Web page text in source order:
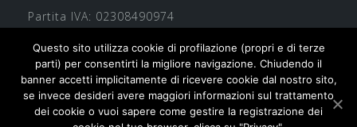
Partita IVA: 02308490974
Questo sito utilizza cookie di profilazione (propri e di terze
parti) per consentirti la migliore navigazione. Chiudendo il
banner accetti implicitamente di ricevere cookie dal nostro sito,
se invece desideri avere maggiori informazioni sul trattamento
dei cookie o vuoi sapere come gestire la registrazione dei